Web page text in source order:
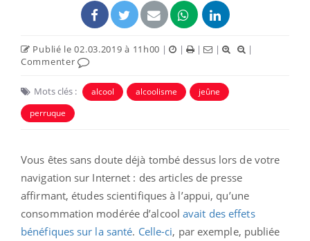
Publié le 02.03.2019 à 11h00 | | | |
|
Commenter
Mots clés : alcool alcoolisme
jeûne
perruque
Vous êtes sans doute déjà tombé dessus lors de votre
navigation sur Internet : des articles de presse
affirmant, études scientifiques à l’appui, qu’une
consommation modérée d’alcoolavait des effets
bénéfiques sur la santé. Celle-ci, par exemple, publiée